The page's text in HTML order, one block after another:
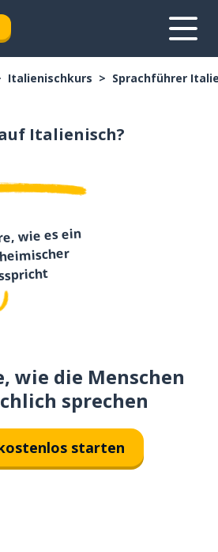
Italienischkurs Sprachführer
Italienisch?
wie es ein
wie die Menschen
sprechen
starten